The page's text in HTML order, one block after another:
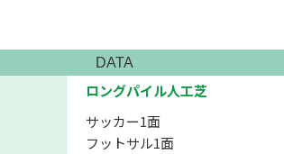
DATA
ロングパイル人工芝
サッカー1面
フットサル1面